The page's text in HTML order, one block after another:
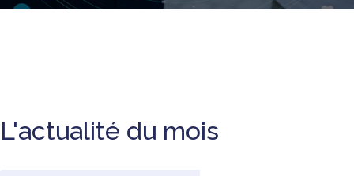
L'actualité du mois